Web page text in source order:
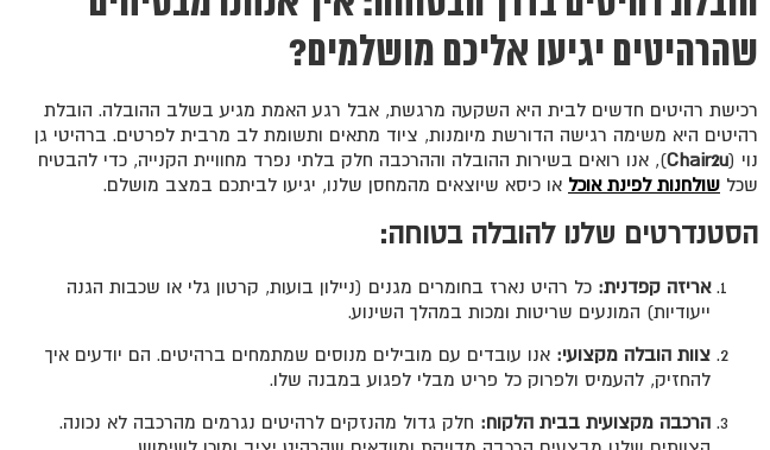
שהרהיטים יגיעו אליכם מושלמים?
רכישת רהיטים חדשים לבית היא השקעה מרגשת, אבל רגע האמת מגיע בשלב ההובלה. הובלת
רהיטים היא משימה רגישה הדורשת מיומנות, ציוד מתאים ותשומת לב מרבית לפרטים. ברהיטי גן
נוי (Chair2u), אנו רואים בשירות ההובלה וההרכבה חלק בלתי נפרד מחוויית הקנייה, כדי להבטיח
שכל שולחנות לפינת אוכל או כיסא שיוצאים מהמחסן שלנו, יגיעו לביתכם במצב מושלם.
הסטנדרטים שלנו להובלה בטוחה:
אריזה קפדנית: כל רהיט נארז בחומרים מגנים (ניילון בועות, קרטון גלי או שכבות הגנה
ייעודיות) המונעים שריטות ומכות במהלך השינוע.
צוות הובלה מקצועי: אנו עובדים עם מובילים מנוסים שמתמחים ברהיטים. הם יודעים איך
להחזיק, להעמיס ולפרוק כל פריט מבלי לפגוע במבנה שלו.
הרכבה מקצועית בבית הלקוח: חלק גדול מהנזקים לרהיטים נגרמים מהרכבה לא נכונה.